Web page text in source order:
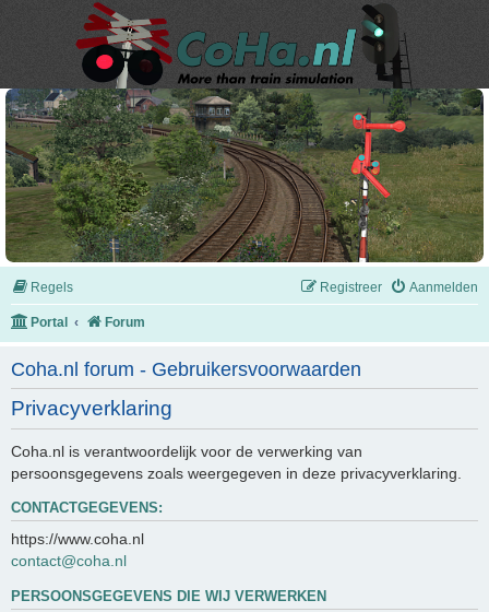
Regels Aanmelden
Registreer
Portal Forum
Coha.nl forum - Gebruikersvoorwaarden
Privacyverklaring
Coha.nl is verantwoordelijk voor de verwerking van
persoonsgegevens zoals weergegeven in deze privacyverklaring.
CONTACTGEGEVENS:
https://www.coha.nl
contact@coha.nl
PERSOONSGEGEVENS DIE WIJ VERWERKEN